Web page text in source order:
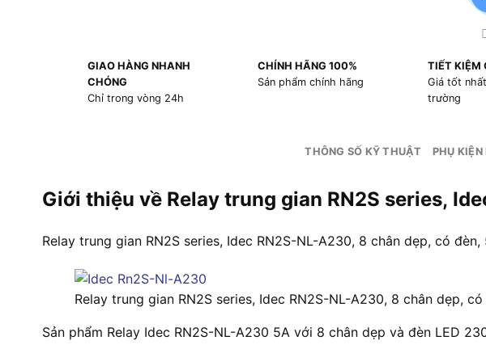
GIAO HÀNG NHANH
CHÓNG
Chỉ trong vòng 24h
CHÍNH HÃNG 100%
Sản phẩm chính hãng
TIẾT KIỆM
Giá tốt
trường
THÔNG SỐ KỸ THUẬT PHỤ
Giới thiệu về Relay trung gian RN2S series,
Relay trung gian RN2S series, Idec RN2S-NL-A230, 8 chân dẹp, có
Relay trung gian RN2S series, Idec RN2S-NL-A230, 8 chân dẹp,
Sản phẩm Relay Idec RN2S-NL-A230 5A với 8 chân dẹp và đèn LED